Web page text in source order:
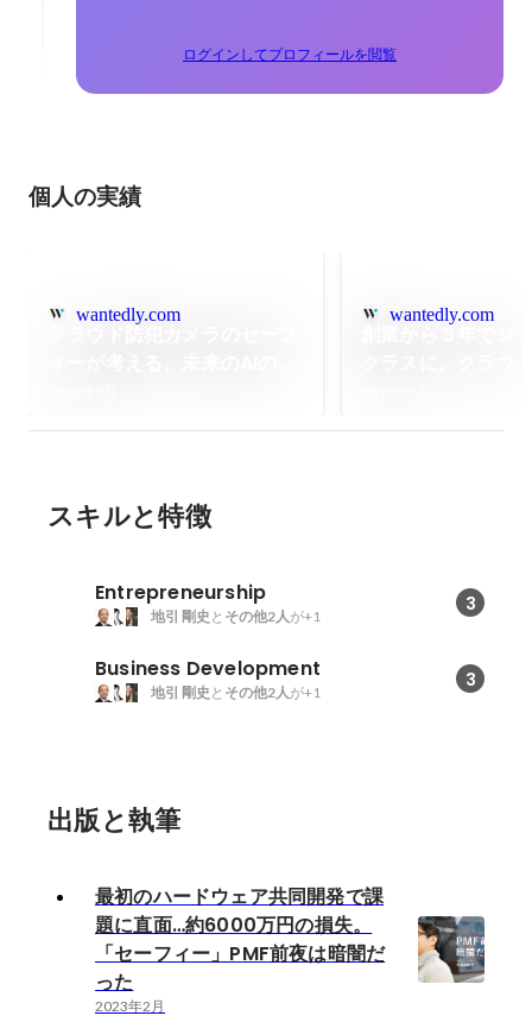
ログインしてプロフィールを閲覧
個人の実績
wantedly.com wantedly.com
スキルと特徴
Entrepreneurship 3
地引 剛史 と その他2人が+1
Business Development 3
地引 剛史 と その他2人が+1
出版と執筆
最初のハードウェア共同開発で課
題に直面…約6000万円の損失。
「セーフィー」PMF前夜は暗闇だ
った
2023年2月